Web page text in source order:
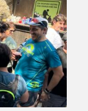
hori
Gehiago